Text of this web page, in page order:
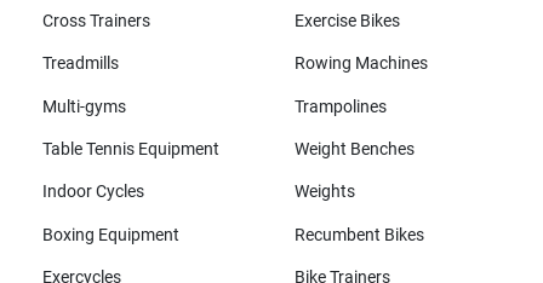
Cross Trainers
Exercise Bikes
Treadmills Rowing Machines
Multi-gyms Trampolines
Table Tennis Equipment Weight Benches
Indoor Cycles Weights
Boxing Equipment Recumbent Bikes
Exercycles Bike Trainers